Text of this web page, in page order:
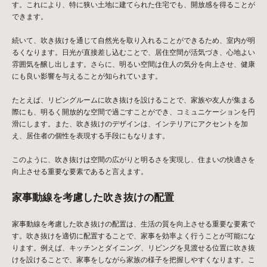
す。これにより、特に狭い土地に建てられた住宅でも、開放感を得ることが
できます。
続いて、吹き抜けを通じて自然光を取り入れることができるため、室内が明
るくなります。日光が直接差し込むことで、居住空間が活気づき、心地よい
雰囲気を醸し出します。さらに、明るい空間は住人の気分を向上させ、健康
にも良い影響を与えることが知られています。
たとえば、リビングルームに吹き抜けを設けることで、家族や友人が集まる
際にも、明るく開放的な空間で過ごすことができ、コミュニケーションを円
滑にします。また、吹き抜けのデザインは、インテリアにアクセントを加
え、居住者の個性を表現する手段にもなります。
このように、吹き抜けは空間の広がりと明るさを実現し、住まいの快適さを
向上させる重要な要素であると言えます。
家事動線を考慮した吹き抜けの配置
家事動線を考慮した吹き抜けの配置は、生活の質を向上させる重要な要素で
す。吹き抜けを適切に配置することで、家事を効率よく行うことが可能にな
ります。例えば、キッチンとダイニング、リビングを見渡せる位置に吹き抜
けを設けることで、家事をしながら家族の様子を把握しやすくなります。こ